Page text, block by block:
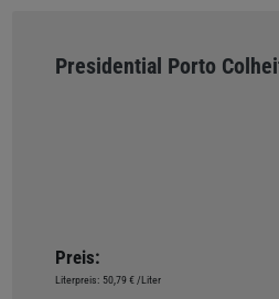
Presidential Porto
Preis:
Literpreis: 50,79 € /Liter